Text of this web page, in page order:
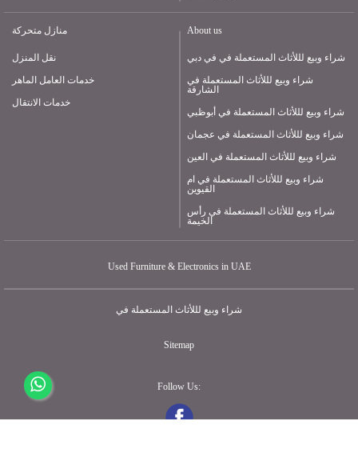
منازل متحركة
نقل المنزل
خدمات العامل الماهر
خدمات الانتقال
About us
شراء وبيع لللأثاث المستعملة في في دبي
شراء وبيع لللأثاث المستعملة في
الشارقة
شراء وبيع لللأثاث المستعملة في أبوظبي
شراء وبيع لللأثاث المستعملة في عجمان
شراء وبيع لللأثاث المستعملة في العين
شراء وبيع لللأثاث المستعملة في ام
القيوين
شراء وبيع لللأثاث المستعملة في رأس
الخيمة
Used Furniture & Electronics in UAE
شراء وبيع لللأثاث المستعملة في
Sitemap
Follow Us: